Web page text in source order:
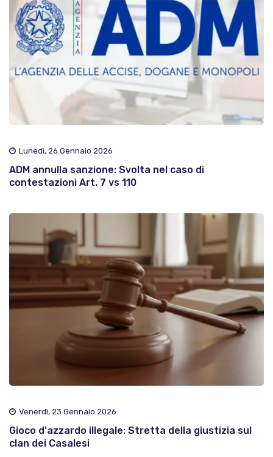
Lunedì, 26 Gennaio 2026
ADM annulla sanzione: Svolta nel caso di
contestazioni Art. 7 vs 110
Venerdì, 23 Gennaio 2026
Gioco d'azzardo illegale: Stretta della giustizia sul
clan dei Casalesi